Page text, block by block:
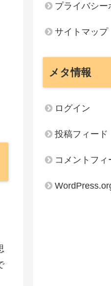
プライバシー
サイトマップ
メタ情報
ログイン
投稿フィード
コメントフィ